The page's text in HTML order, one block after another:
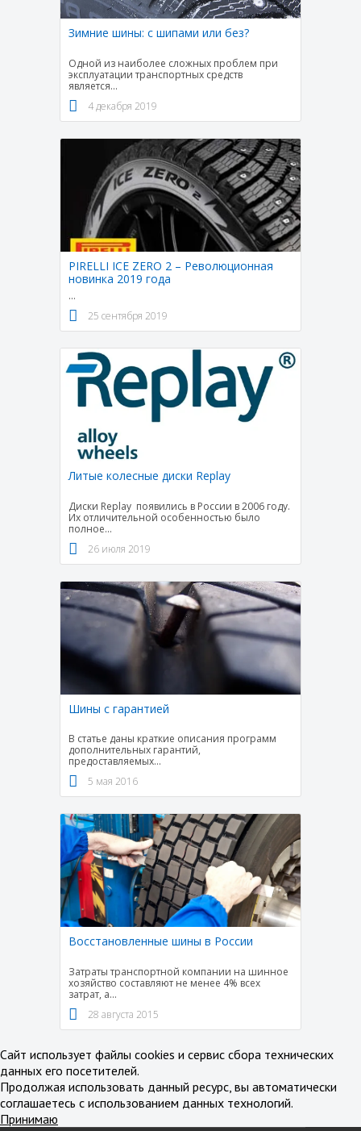
Зимние шины: с шипами или без?
Одной из наиболее сложных проблем при
эксплуатации транспортных средств
является...
4 декабря 2019
PIRELLI ICE ZERO 2 – Революционная
новинка 2019 года
...
25 сентября 2019
Литые колесные диски Replay
Диски Replay появились в России в 2006 году.
Их отличительной особенностью было
полное...
26 июля 2019
Шины с гарантией
В статье даны краткие описания программ
дополнительных гарантий,
предоставляемых...
5 мая 2016
Восстановленные шины в России
Затраты транспортной компании на шинное
хозяйство составляют не менее 4% всех
затрат, а...
28 августа 2015
Сайт использует файлы cookies и сервис сбора технических
данных его посетителей.
Продолжая использовать данный ресурс, вы автоматически
соглашаетесь с использованием данных технологий.
Принимаю